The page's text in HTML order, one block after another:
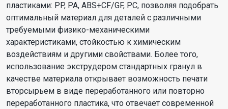
пластиками: PP, PA, ABS+CF/GF, PC, позволяя подобрать
оптимальный материал для деталей с различными
требуемыми физико-механическими
характеристиками, стойкостью к химическим
воздействиям и другими свойствами. Более того,
использование экструдером стандартных гранул в
качестве материала открывает возможность печати
вторсырьем в виде переработанного или повторно
переработанного пластика, что отвечает современной